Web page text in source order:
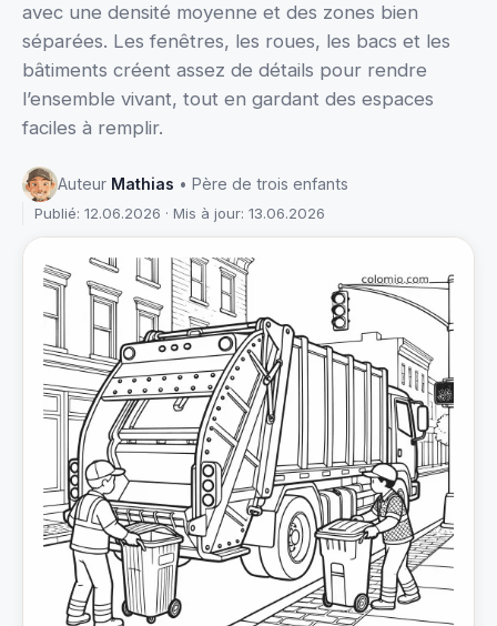
avec une densité moyenne et des zones bien
séparées. Les fenêtres, les roues, les bacs et les
bâtiments créent assez de détails pour rendre
l’ensemble vivant, tout en gardant des espaces
faciles à remplir.
Auteur Mathias • Père de trois enfants
Publié: 12.06.2026 · Mis à jour: 13.06.2026